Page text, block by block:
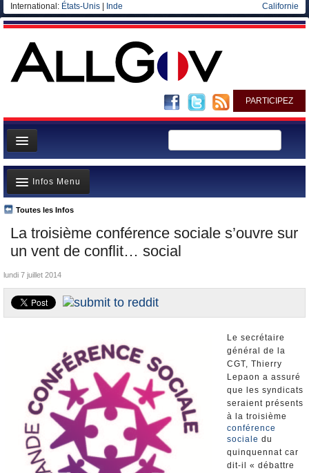
International: États-Unis Inde Californie
PARTICIPEZ
Page d'accueil
Infos
Gouvernement
Ministères/Directions
Blog
Elections européennes
La troisième conférence sociale s’ouvre sur
un vent de conflit… social
Toutes les Infos
Infos Menu
A la Une
Polémiques
La France et le Monde
Nominations et Démissions
Infos insolites
lundi 7 juillet 2014
Le secrétaire
général de la
CGT, Thierry
Lepaon a assuré
que les syndicats
seraient présents
à la troisième
conférence
sociale du
quinquennat car
dit-il « débattre